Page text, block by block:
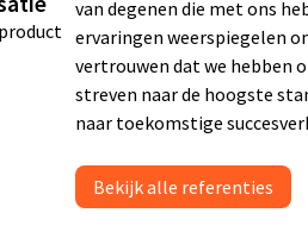
van degenen die met ons
ervaringen weerspiegelen
vertrouwen dat we hebben
streven naar de hoogste
naar toekomstige
Bekijk alle referenties